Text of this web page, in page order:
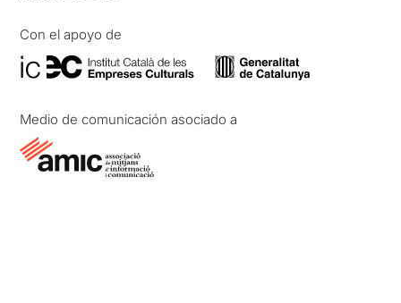
Con el apoyo de
Medio de comunicación asociado a